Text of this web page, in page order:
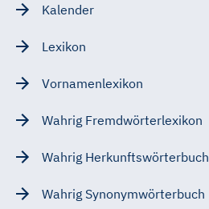
Kalender
Lexikon
Vornamenlexikon
Wahrig Fremdwörterlexikon
Wahrig Herkunftswörterbuch
Wahrig Synonymwörterbuch